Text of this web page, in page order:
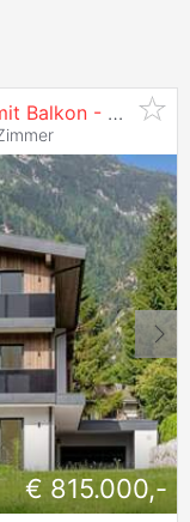
Balkon - Erstbezug!
€ 815.000,-